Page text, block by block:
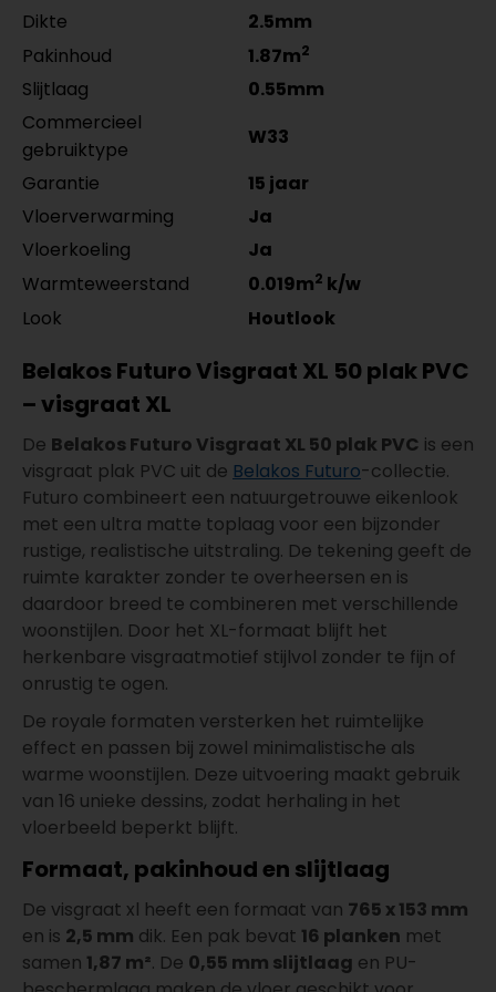
Dikte
2.5mm
Pakinhoud
1.87m2
Slijtlaag
0.55mm
Commercieel
gebruiktype
W33
Garantie
15 jaar
Vloerverwarming
Ja
Vloerkoeling
Ja
Warmteweerstand
0.019m2 k/w
Look
Houtlook
Belakos Futuro Visgraat XL 50 plak PVC
– visgraat XL
De Belakos Futuro Visgraat XL 50 plak PVC is een
visgraat plak PVC uit de Belakos Futuro-collectie.
Futuro combineert een natuurgetrouwe eikenlook
met een ultra matte toplaag voor een bijzonder
rustige, realistische uitstraling. De tekening geeft de
ruimte karakter zonder te overheersen en is
daardoor breed te combineren met verschillende
woonstijlen. Door het XL-formaat blijft het
herkenbare visgraatmotief stijlvol zonder te fijn of
onrustig te ogen.
De royale formaten versterken het ruimtelijke
effect en passen bij zowel minimalistische als
warme woonstijlen. Deze uitvoering maakt gebruik
van 16 unieke dessins, zodat herhaling in het
vloerbeeld beperkt blijft.
Formaat, pakinhoud en slijtlaag
De visgraat xl heeft een formaat van 765 x 153 mm
en is 2,5 mm dik. Een pak bevat 16 planken met
samen 1,87 m². De 0,55 mm slijtlaag en PU-